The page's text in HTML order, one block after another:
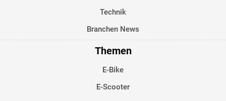
Technik
Branchen News
Themen
E-Bike
E-Scooter